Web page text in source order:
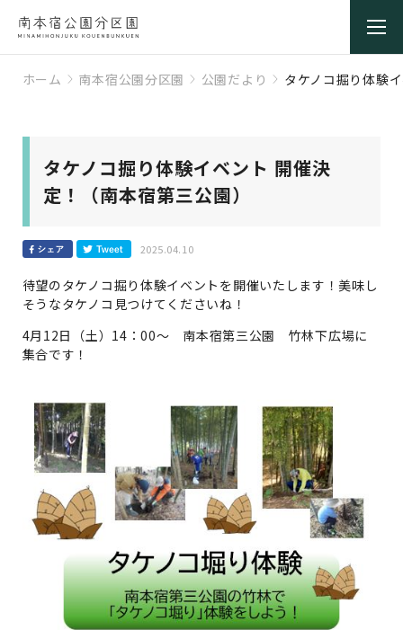
ホーム 南本宿公園分区園 公園だより タケノコ掘り体験
タケノコ掘り体験イベント 開催決
定！（南本宿第三公園）
2025.04.10
待望のタケノコ掘り体験イベントを開催いたします！美味し
そうなタケノコ見つけてくださいね！
4月12日（土）14：00～ 南本宿第三公園 竹林下広場に
集合です！